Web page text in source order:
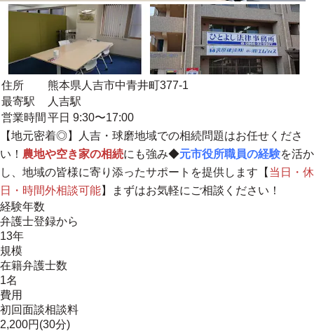
住所
熊本県人吉市中青井町377-1
最寄駅
人吉駅
営業時間 平日 9:30〜17:00
【地元密着◎】
人吉・球磨地域での相続問題はお任せくださ
い！ 農地や空き家の相続にも強み◆元市役所職員の経験を活か
し、地域の皆様に寄り添ったサポートを提供します【 当日・休
日・時間外相談可能】まずはお気軽にご相談ください！
経験年数
弁護士登録から
13年
規模
在籍弁護士数
1名
費用
初回面談相談料
2,200円(30分)